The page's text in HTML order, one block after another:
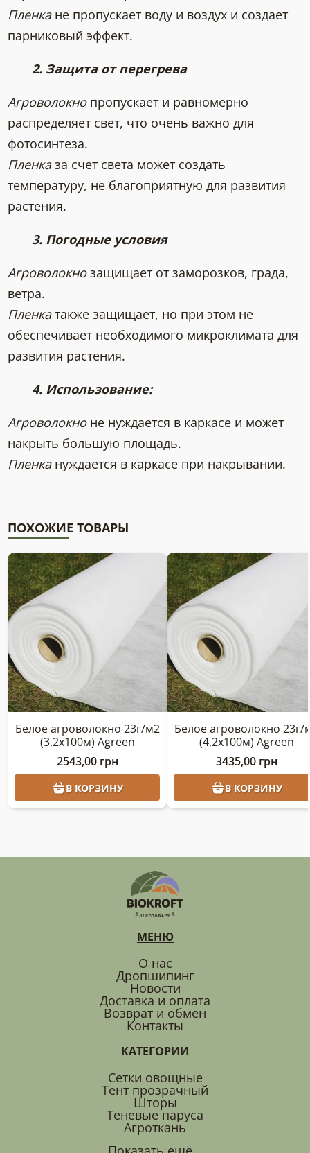
Пленкане пропускает воду и воздух и создает
парниковый эффект.
2. Защита от перегрева
Агроволокнопропускает и равномерно
распределяет свет, что очень важно для
фотосинтеза.
Пленказа счет света может создать
температуру, не благоприятную для развития
растения.
3. Погодные условия
Агроволокнозащищает от заморозков, града,
ветра.
Пленкатакже защищает, но при этом не
обеспечивает необходимого микроклимата для
развития растения.
4. Использование:
Агроволокноне нуждается в каркасе и может
накрыть большую площадь.
Пленкануждается в каркасе при накрывании.
ПОХОЖИЕ ТОВАРЫ
Белое агроволокно 23г/м2
(3,2х100м) Agreen
2543,00 грн
В КОРЗИНУ
Белое агроволокно 23г/
(4,2х100м) Agreen
3435,00 грн
В КОРЗИНУ
МЕНЮ
О нас
Дропшипинг
Новости
Доставка и оплата
Возврат и обмен
Контакты
КАТЕГОРИИ
Сетки овощные
Тент прозрачный
Шторы
Теневые паруса
Агроткань